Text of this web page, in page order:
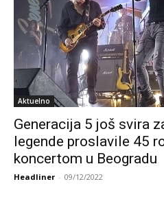
Aktuelno
Generacija 5 još svira
legende proslavile 45
koncertom u Beogradu
Headliner - 09/12/2022